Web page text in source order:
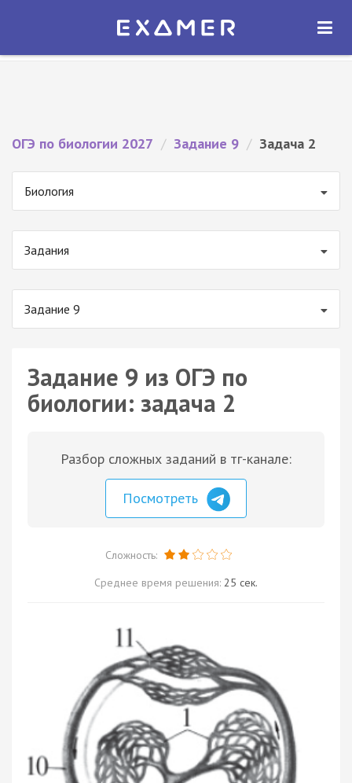
Экзамер — ЕГЭ 2027
ОТКРЫТЬ
ОГЭ по биологии 2027 / Задание 9 / Задача 2
Биология
Задания
Задание 9
Задание 9 из ОГЭ по
биологии: задача 2
Разбор сложных заданий в тг-канале:
Посмотреть
Сложность:
Среднее время решения: 25 сек.